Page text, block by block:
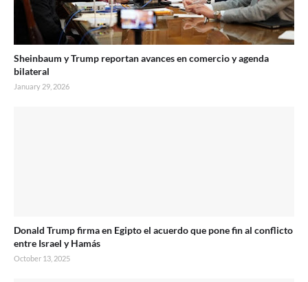
Sheinbaum y Trump reportan avances en comercio y agenda
bilateral
January 29, 2026
Donald Trump firma en Egipto el acuerdo que pone fin al conflicto
entre Israel y Hamás
October 13, 2025